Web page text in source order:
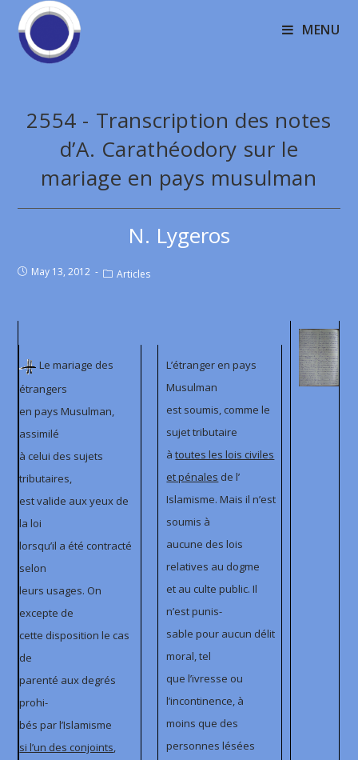
MENU
2554 - Transcription des notes
d’A. Carathéodory sur le
mariage en pays musulman
N. Lygeros
May 13, 2012 Articles
Le mariage des
étrangers
en pays Musulman,
assimilé
à celui des sujets
tributaires,
est valide aux yeux de
la loi
lorsqu’il a été contracté
selon
leurs usages. On
excepte de
cette disposition le cas
de
parenté aux degrés
prohi-
bés par l’Islamisme
si l’un des conjoints
L’étranger en pays
Musulman
est soumis, comme le
sujet tributaire
àtoutes les lois civiles
et pénales de l’
Islamisme. Mais il n’est
soumis à
aucune des lois
relatives au dogme
et au culte public. Il
n’est punis-
sable pour aucun délit
moral, tel
que l’ivresse ou
l’incontinence, à
moins que des
personnes lésées